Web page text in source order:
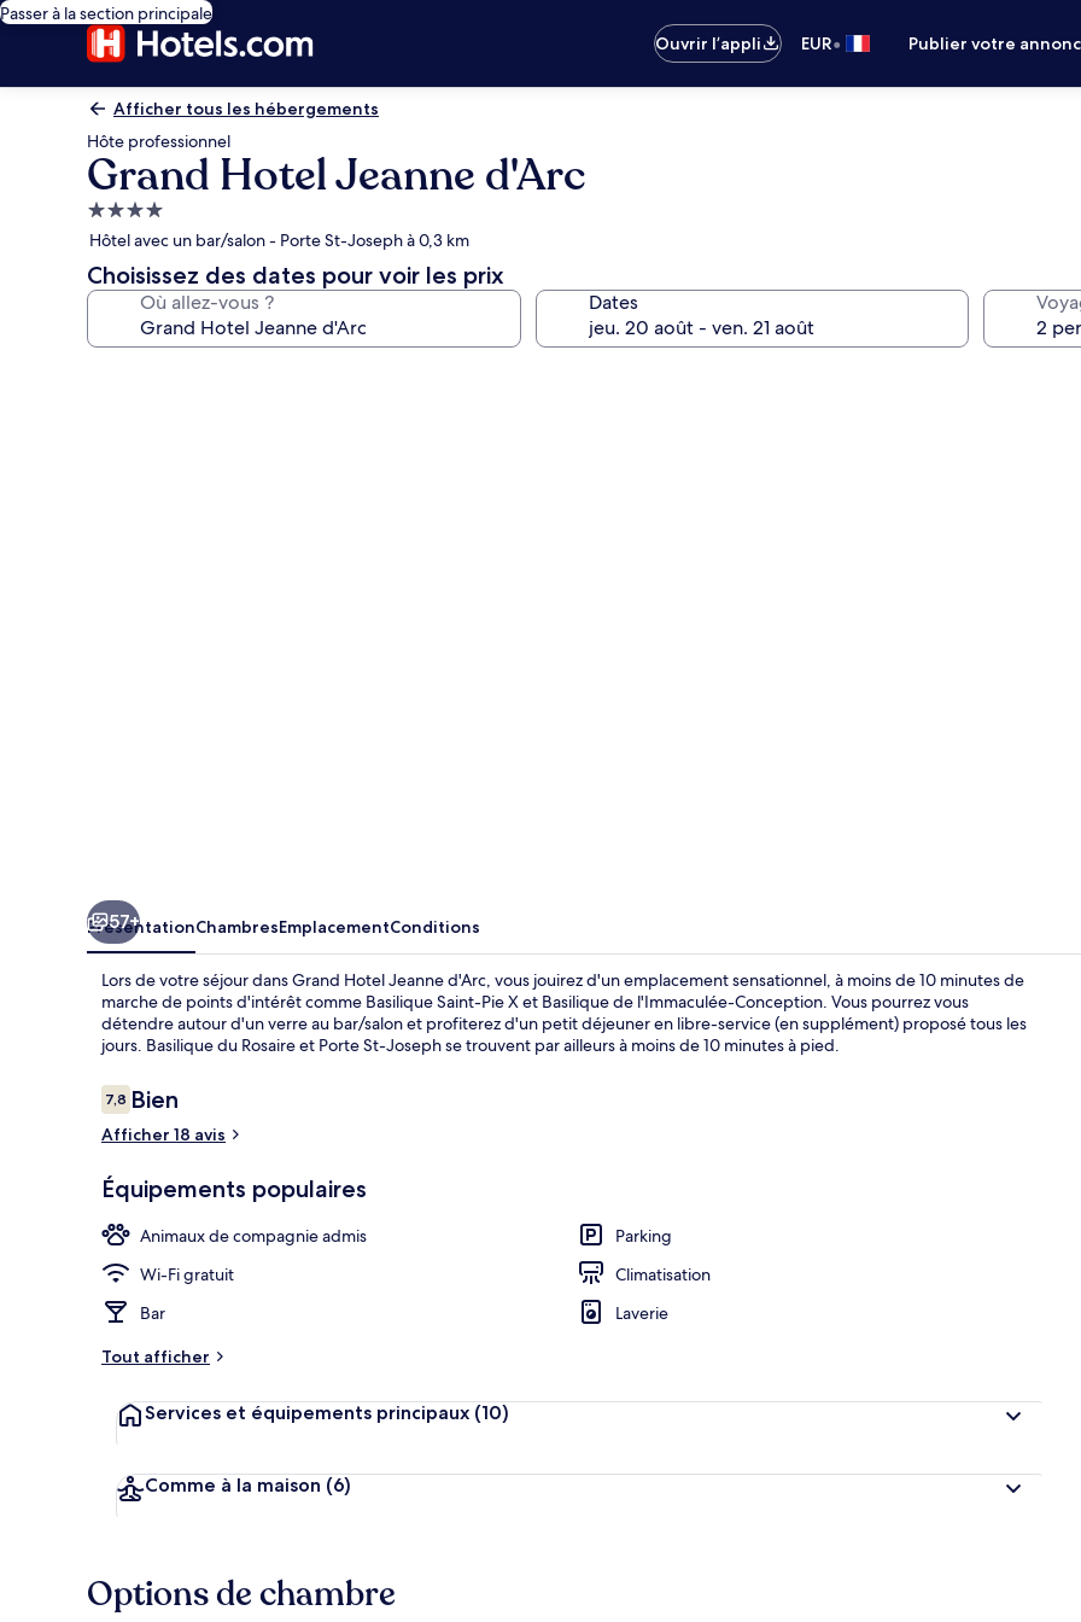
Passer à la section principale
Ouvrir l’appli
EUR• Publier votre
Afficher tous les hébergements
Hôte professionnel
Grand Hotel Jeanne d'Arc
Hébergement
4.0 étoiles
Hôtel avec un bar/salon - Porte St-Joseph à 0,3 km
Choisissez des dates pour voir les prix
Où allez-vous ? Dates
57+
PrésentationChambresEmplacementConditions
Lors de votre séjour dans Grand Hotel Jeanne d'Arc, vous jouirez d'un emplacement sensationnel, à moins de 10 minutes de
marche de points d'intérêt comme Basilique Saint-Pie X et Basilique de l'Immaculée-Conception. Vous pourrez vous
détendre autour d'un verre au bar/salon et profiterez d'un petit déjeuner en libre-service (en supplément) proposé tous les
jours. Basilique du Rosaire et Porte St-Joseph se trouvent par ailleurs à moins de 10 minutes à pied.
Avis
voyageurs
7,87,8 sur 10
Bien
Afficher 18 avis
Équipements populaires
Animaux de compagnie admis
Parking
Wi-Fi gratuit
Climatisation
Bar
Laverie
Tout afficher
Services et équipements principaux (10)
Comme à la maison (6)
Options de chambre